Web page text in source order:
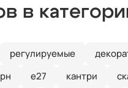
в
регулируемые
е27 кантри